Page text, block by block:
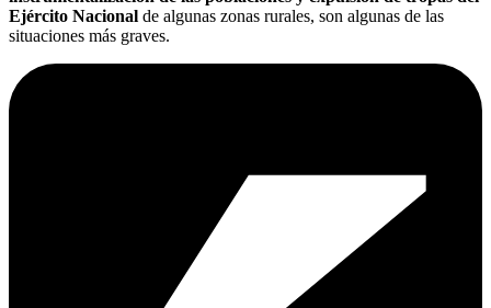
Ejército Nacional de algunas zonas rurales, son algunas de las
situaciones más graves.